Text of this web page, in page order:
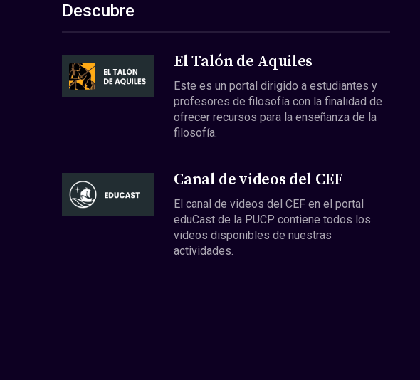
Descubre
El Talón de Aquiles
Este es un portal dirigido a estudiantes y
profesores de filosofía con la finalidad de
ofrecer recursos para la enseñanza de la
filosofía.
Canal de videos del CEF
El canal de videos del CEF en el portal
eduCast de la PUCP contiene todos los
videos disponibles de nuestras
actividades.